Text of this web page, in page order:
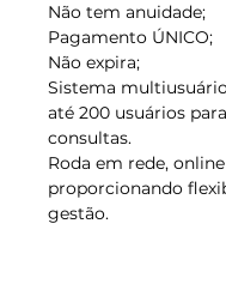
Não tem anuidade;
Pagamento ÚNICO;
Não expira;
Sistema
até 200 usuários
consultas.
Roda em rede,
proporcionando
gestão.